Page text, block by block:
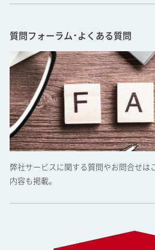
質問フォーラム･よくある質問
弊社サービスに関する質問やお問合せは
内容も掲載。